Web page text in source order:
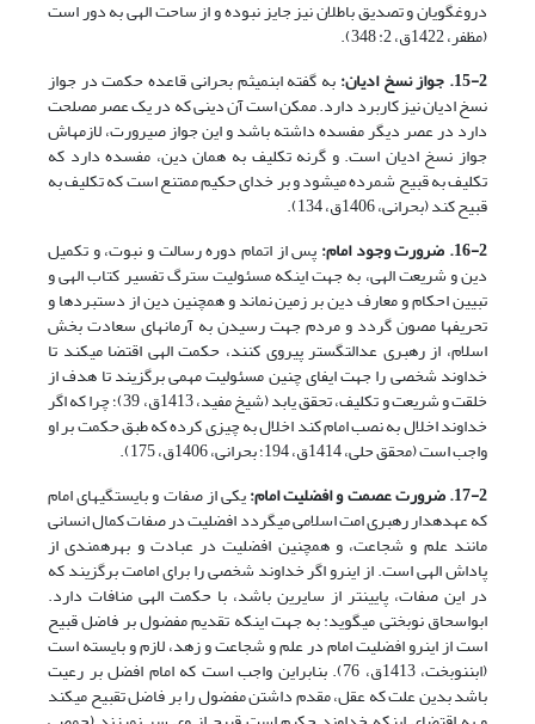
دروغ­گویان و تصدیق باطلان نیز جایز نبوده و از ساحت الهی به دور است
(مظفر، 1422ق، 2: 348).
15-2. جواز نسخ ادیان:
به گفته ابن­میثم بحرانی قاعده حکمت در جواز
نسخ ادیان نیز­ کاربرد دارد. ممکن است آن دینی که در یک عصر مصلحت
دارد در عصر دیگر مفسده داشته باشد و این جواز صیرورت، لازمه­اش
جواز نسخ ادیان است. و گرنه تکلیف به همان دین، مفسده دارد که
تکلیف به قبیح شمرده می­شود و بر خدای حکیم ممتنع است که تکلیف به
قبیح کند (بحرانی، 1406ق، 134).
16-2. ضرورت وجود امام:
پس از اتمام دوره رسالت و نبوت، و تکمیل
دین و شریعت الهی، به جهت اینکه مسئولیت سترگ تفسیر کتاب الهی و
تبیین احکام و معارف دین بر زمین نماند و همچنین دین از دستبردها و
تحریف­ها مصون گردد و مردم جهت رسیدن به آرمان­های سعادت بخش
اسلام، از رهبری عدالت­گستر پیروی کنند، حکمت الهی اقتضا می­کند تا
خداوند شخصی را جهت ایفای چنین مسئولیت مهمی برگزیند تا هدف از
خلقت و شریعت و تکلیف، تحقق یابد (شیخ مفید، 1413ق، 39)؛ چرا که اگر
خداوند اخلال به نصب امام کند اخلال به چیزی کرده که طبق حکمت بر او
واجب است (محقق حلی، 1414ق، 194؛ بحرانی، 1406ق، 175).
17-2. ضرورت عصمت و افضلیت امام:
یکی از صفات و بایستگی­های امام
که عهده­دار رهبری امت اسلامی می­گردد افضلیت در صفات کمال انسانی
مانند علم و شجاعت، و همچنین افضلیت در عبادت و بهره­مندی از
پاداش الهی است. از این­رو اگر خداوند شخصی را برای امامت برگزیند که
در این صفات، پایین­تر از سایرین باشد، با حکمت الهی منافات دارد.
ابواسحاق نوبختی می­گوید: به جهت اینکه تقدیم مفضول بر فاضل قبیح
است از این­رو افضلیت امام در علم و شجاعت و زهد، لازم و بایسته است
(ابن­نوبخت، 1413ق، 76). بنابراین واجب است که امام افضل بر رعیت
باشد بدین علت که عقل، مقدم داشتن مفضول را بر فاضل تقبیح می­کند